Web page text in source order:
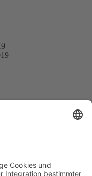
mittelständisches
und
sowie